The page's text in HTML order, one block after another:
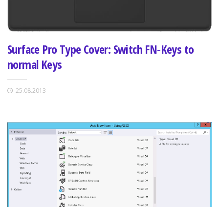
Surface Pro Type Cover: Switch FN-Keys to
normal Keys
25.08.2013